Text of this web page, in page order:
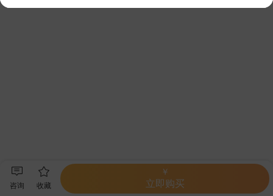
咨询 收藏
￥
立即购买